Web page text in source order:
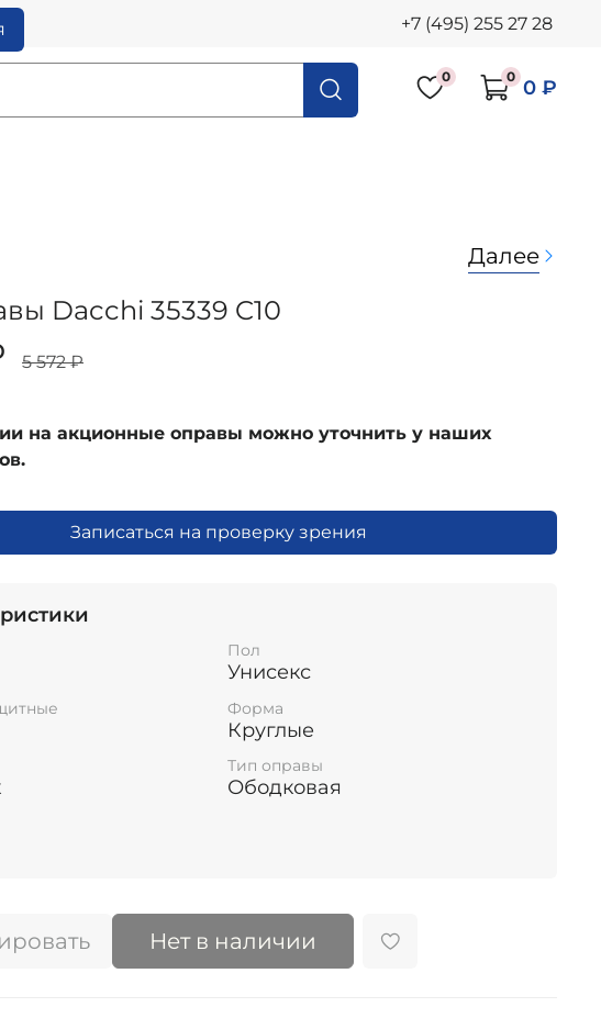
+7 (495) 255 27 28
0 0 0 ₽
Далее
Dacchi 35339 C10
5 572 ₽
на акционные оправы можно уточнить у наших
Записаться на проверку зрения
Пол
Унисекс
Форма
Круглые
Тип оправы
Ободковая
Нет в наличии